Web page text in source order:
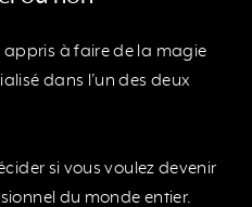
à faire de la magie
dans l’un des deux
si vous voulez devenir
du monde entier.